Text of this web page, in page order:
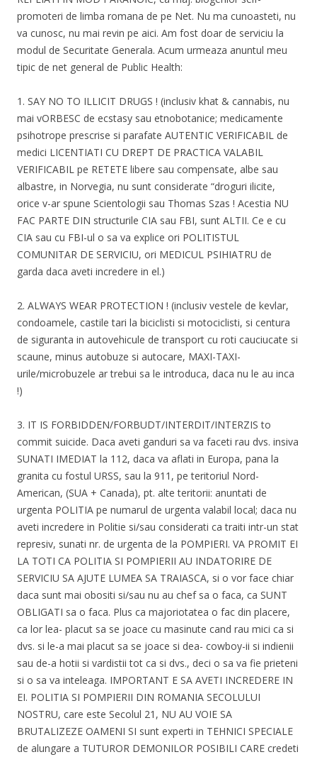
promoteri de limba romana de pe Net. Nu ma cunoasteti, nu
va cunosc, nu mai revin pe aici. Am fost doar de serviciu la
modul de Securitate Generala. Acum urmeaza anuntul meu
tipic de net general de Public Health:
1. SAY NO TO ILLICIT DRUGS ! (inclusiv khat & cannabis, nu
mai vORBESC de ecstasy sau etnobotanice; medicamente
psihotrope prescrise si parafate AUTENTIC VERIFICABIL de
medici LICENTIATI CU DREPT DE PRACTICA VALABIL
VERIFICABIL pe RETETE libere sau compensate, albe sau
albastre, in Norvegia, nu sunt considerate “droguri ilicite,
orice v-ar spune Scientologii sau Thomas Szas ! Acestia NU
FAC PARTE DIN structurile CIA sau FBI, sunt ALTII. Ce e cu
CIA sau cu FBI-ul o sa va explice ori POLITISTUL
COMUNITAR DE SERVICIU, ori MEDICUL PSIHIATRU de
garda daca aveti incredere in el.)
2. ALWAYS WEAR PROTECTION ! (inclusiv vestele de kevlar,
condoamele, castile tari la biciclisti si motociclisti, si centura
de siguranta in autovehicule de transport cu roti cauciucate si
scaune, minus autobuze si autocare, MAXI-TAXI-
urile/microbuzele ar trebui sa le introduca, daca nu le au inca
!)
3. IT IS FORBIDDEN/FORBUDT/INTERDIT/INTERZIS to
commit suicide. Daca aveti ganduri sa va faceti rau dvs. insiva
SUNATI IMEDIAT la 112, daca va aflati in Europa, pana la
granita cu fostul URSS, sau la 911, pe teritoriul Nord-
American, (SUA + Canada), pt. alte teritorii: anuntati de
urgenta POLITIA pe numarul de urgenta valabil local; daca nu
aveti incredere in Politie si/sau considerati ca traiti intr-un stat
represiv, sunati nr. de urgenta de la POMPIERI. VA PROMIT EI
LA TOTI CA POLITIA SI POMPIERII AU INDATORIRE DE
SERVICIU SA AJUTE LUMEA SA TRAIASCA, si o vor face chiar
daca sunt mai obositi si/sau nu au chef sa o faca, ca SUNT
OBLIGATI sa o faca. Plus ca majoriotatea o fac din placere,
ca lor lea- placut sa se joace cu masinute cand rau mici ca si
dvs. si le-a mai placut sa se joace si dea- cowboy-ii si indienii
sau de-a hotii si vardistii tot ca si dvs., deci o sa va fie prieteni
si o sa va inteleaga. IMPORTANT E SA AVETI INCREDERE IN
EI. POLITIA SI POMPIERII DIN ROMANIA SECOLULUI
NOSTRU, care este Secolul 21, NU AU VOIE SA
BRUTALIZEZE OAMENI SI sunt experti in TEHNICI SPECIALE
de alungare a TUTUROR DEMONILOR POSIBILI CARE credeti